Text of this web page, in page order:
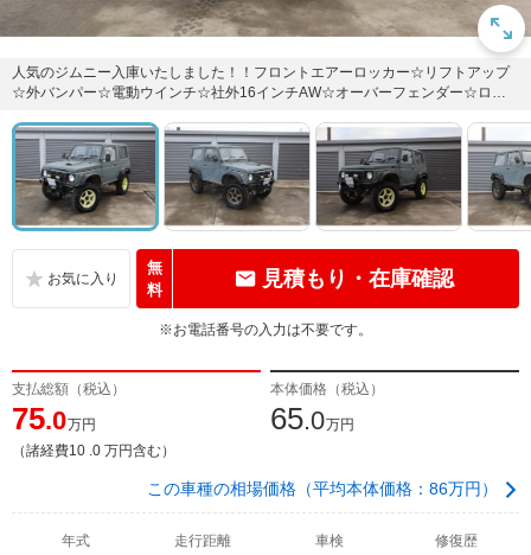
人気のジムニー入庫いたしました！！フロントエアーロッカー☆リフトアップ
☆外バンパー☆電動ウインチ☆社外16インチAW☆オーバーフェンダー☆ロー
無
料
見積もり・在庫確認
※お電話番号の入力は不要です。
支払総額（税込）
75.0万円
（諸経費10 .0 万円含む）
本体価格（税込）
65.0万円
この車種の相場価格（平均本体価格：86万円）
年式 走行距離
車検
修復歴